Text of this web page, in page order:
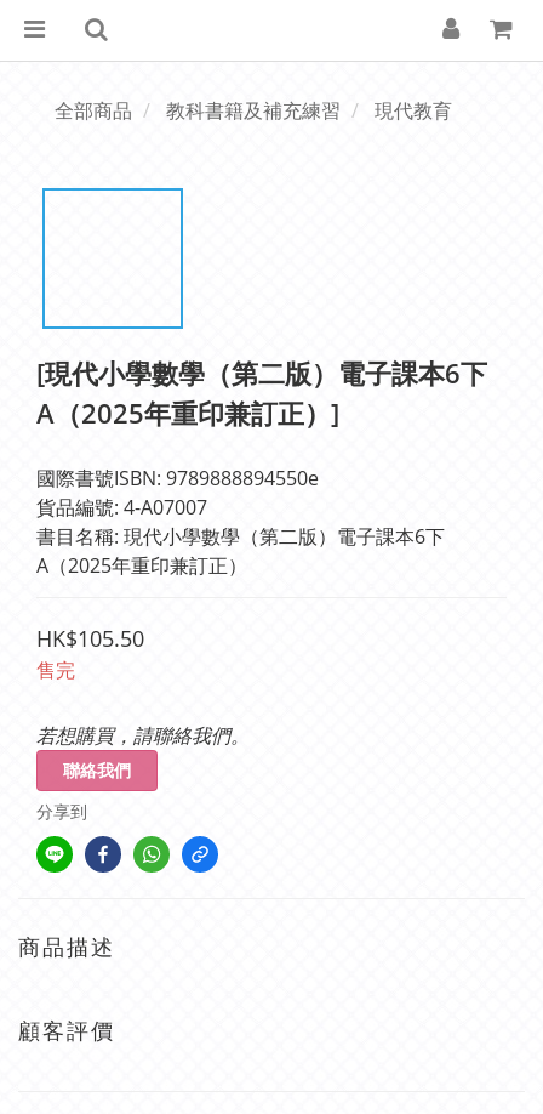
全部商品 教科書籍及補充練習 現代教育
[現代小學數學（第二版）電子課本6下
A（2025年重印兼訂正）]
國際書號ISBN: 9789888894550e
貨品編號: 4-A07007
書目名稱: 現代小學數學（第二版）電子課本6下
A（2025年重印兼訂正）
HK$105.50
售完
若想購買，請聯絡我們。
聯絡我們
分享到
商品描述
顧客評價